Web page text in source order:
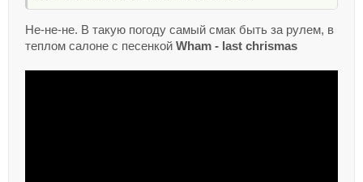
Не-не-не. В такую погоду самый смак быть за рулем, в
теплом салоне с песенкой Wham - last chrismas